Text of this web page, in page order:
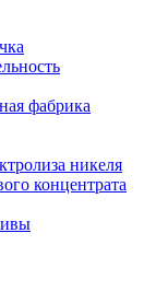
фабрика
никеля
концентрата